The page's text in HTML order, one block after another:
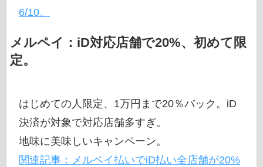
6/10。
メルペイ：iD対応店舗で20%、初めて限
定。
はじめての人限定、1万円まで20％バック。iD
決済が対象で対応店舗多すぎ。
地味に美味しいキャンペーン。
関連記事：メルペイ払いでiD払い全店舗が20%